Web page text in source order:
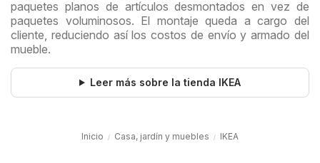
paquetes planos de artículos desmontados en vez de
paquetes voluminosos. El montaje queda a cargo del
cliente, reduciendo así los costos de envío y armado del
mueble.
Leer más sobre la tienda IKEA
Inicio Casa, jardín y muebles IKEA